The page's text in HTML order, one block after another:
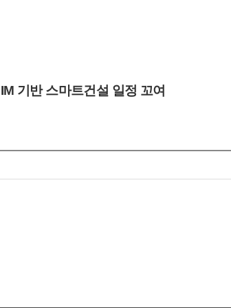
기반 스마트건설 일정 꼬여